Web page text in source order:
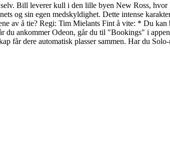
Bill leverer kull i den lille byen New Ross, hvor
og sin egen medskyldighet. Dette intense
av å tie? Regi: Tim Mielants Fint å vite: * Du kan
du ankommer Odeon, går du til "Bookings" i
får dere automatisk plasser sammen. Har du